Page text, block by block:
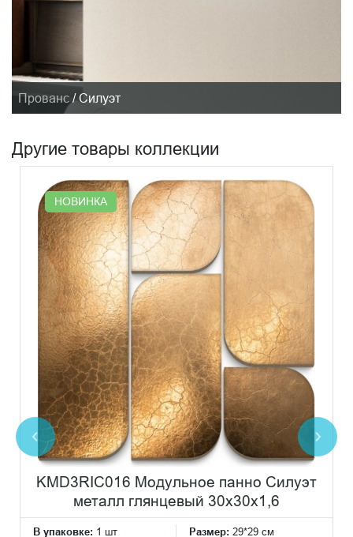
Прованс / Силуэт
Другие товары коллекции
НОВИНКА
KMD3RIC016 Модульное панно Силуэт
металл глянцевый 30х30х1,6
В упаковке: 1 шт Размер: 29*29 см